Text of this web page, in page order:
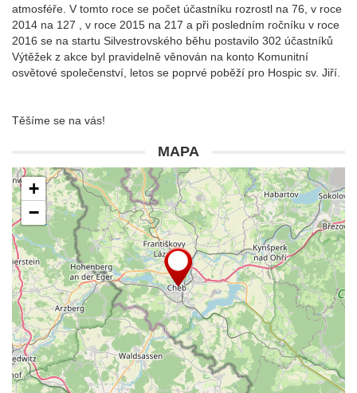
atmosféře. V tomto roce se počet účastníku rozrostl na 76, v roce
2014 na 127 , v roce 2015 na 217 a při posledním ročníku v roce
2016 se na startu Silvestrovského běhu postavilo 302 účastníků
Výtěžek z akce byl pravidelně věnován na konto Komunitní
osvětové společenství, letos se poprvé poběží pro Hospic sv. Jiří.
Těšíme se na vás!
MAPA
+
−